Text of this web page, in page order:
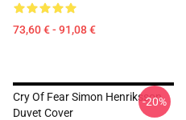
73,60 € - 91,08 €
Cry Of Fear Simon Henriksson
Duvet Cover
-20%